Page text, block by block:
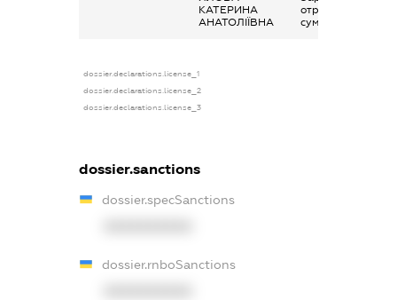
КАТЕРИНА
АНАТОЛІЇВНА
отримана за
сумісництвом
dossier.declarations.license_1
dossier.declarations.license_2
dossier.declarations.license_3
dossier.sanctions
dossier.specSanctions
dossier.rnboSanctions